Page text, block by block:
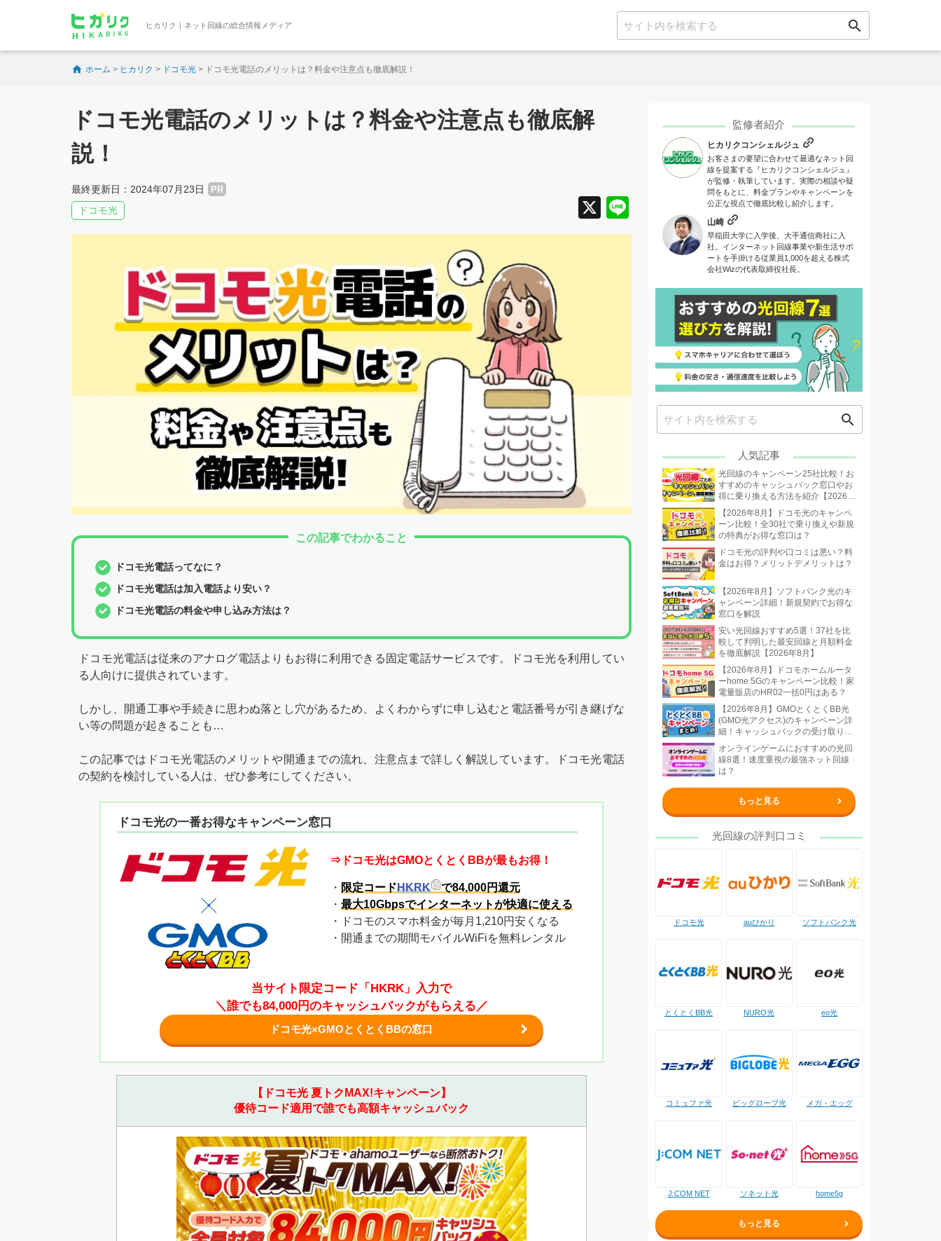
ヒカリク｜ネット回線の総合情報メディア search
ホーム > ヒカリク > ドコモ光 > ドコモ光電話のメリットは？料金や注意点も徹底解説！
ドコモ光電話のメリットは？料金や注意点も徹底解
説！
最終更新日：2024年07月23日 PR
X
ドコモ光
この記事でわかること
ドコモ光電話ってなに？
ドコモ光電話は加入電話より安い？
ドコモ光電話の料金や申し込み方法は？
ドコモ光電話は従来のアナログ電話よりもお得に利用できる固定電話サービスです。ドコモ光を利用してい
る人向けに提供されています。
しかし、開通工事や手続きに思わぬ落とし穴があるため、よくわからずに申し込むと電話番号が引き継げな
い等の問題が起きることも…
この記事ではドコモ光電話のメリットや開通までの流れ、注意点まで詳しく解説しています。ドコモ光電話
の契約を検討している人は、ぜひ参考にしてください。
ドコモ光の一番お得なキャンペーン窓口
⇒ドコモ光はGMOとくとくBBが最もお得！
・ 限定コードHKRK
で84,000円還元
・ 最大10Gbpsでインターネットが快適に使える
・ドコモのスマホ料金が毎月1,210円安くなる
・開通までの期間モバイルWiFiを無料レンタル
当サイト限定コード「HKRK」入力で
＼誰でも84,000円のキャッシュバックがもらえる／
ドコモ光×GMOとくとくBBの窓口
【ドコモ光 夏トクMAX!キャンペーン】
優待コード適用で誰でも高額キャッシュバック
監修者紹介
ヒカリクコンシェルジュ
お客さまの要望に合わせて最適なネット回
線を提案する『ヒカリクコンシェルジュ』
が監修・執筆しています。実際の相談や疑
問をもとに、料金プランやキャンペーンを
公正な視点で徹底比較し紹介します。
山崎
早稲田大学に入学後、大手通信商社に入
社。インターネット回線事業や新生活サポ
ートを手掛ける従業員1,000を超える株式
会社Wizの代表取締役社長。
search
人気記事
光回線のキャンペーン25社比較！お
すすめのキャッシュバック窓口やお
得に乗り換える方法を紹介【2026年
8月】
【2026年8月】ドコモ光のキャンペ
ーン比較！全30社で乗り換えや新規
の特典がお得な窓口は？
ドコモ光の評判や口コミは悪い？料
金はお得？メリットデメリットは？
【2026年8月】ソフトバンク光のキ
ャンペーン詳細！新規契約でお得な
窓口を解説
安い光回線おすすめ5選！37社を比
較して判明した最安回線と月額料金
を徹底解説【2026年8月】
【2026年8月】ドコモホームルータ
ーhome 5Gのキャンペーン比較！家
電量販店のHR02一括0円はある？
【2026年8月】GMOとくとくBB光
(GMO光アクセス)のキャンペーン詳
細！キャッシュバックの受け取り方
法も解説
オンラインゲームにおすすめの光回
線8選！速度重視の最強ネット回線
は？
もっと見る
光回線の評判口コミ
ドコモ光 auひかり ソフトバンク光
とくとくBB光 NURO光 eo光
コミュファ光 ビッグローブ光 メガ・エッグ
J:COM NET ソネット光 home5g
もっと見る